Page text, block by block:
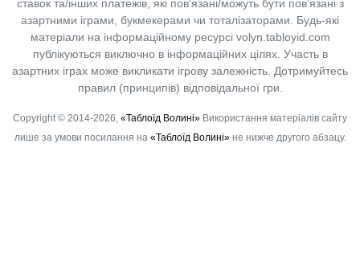
ставок та/інших платежів, які пов’язані/можуть бути пов’язані з
азартними іграми, букмекерами чи тоталізаторами. Будь-які
матеріали на інформаційному ресурсі volyn.tabloyid.com
публікуються виключно в інформаційних цілях. Участь в
азартних іграх може викликати ігрову залежність. Дотримуйтесь
правил (принципів) відповідальної гри.
Copyright © 2014-2026, «Таблоїд Волині» Використання матеріалів сайту
лише за умови посилання на «Таблоїд Волині»не нижче другого абзацу.